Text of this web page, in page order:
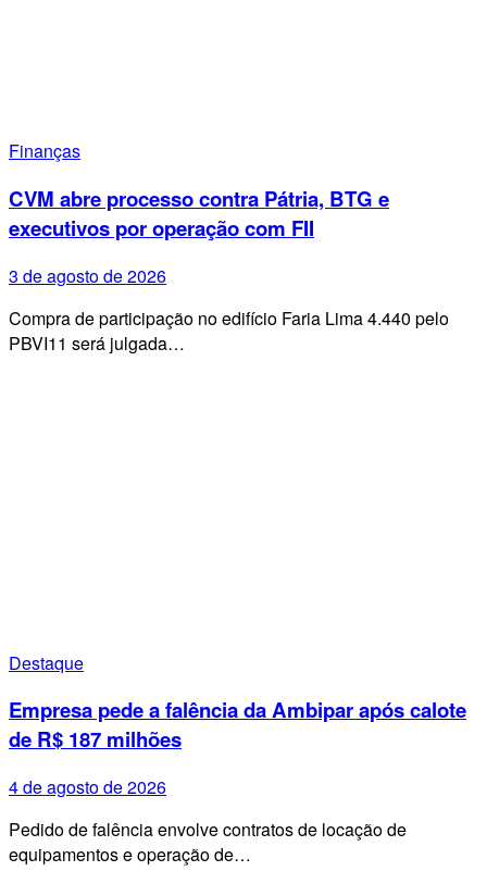
Finanças
CVM abre processo contra Pátria, BTG e
executivos por operação com FII
3 de agosto de 2026
Compra de participação no edifício Faria Lima 4.440 pelo
PBVI11 será julgada…
Destaque
Empresa pede a falência da Ambipar após calote
de R$ 187 milhões
4 de agosto de 2026
Pedido de falência envolve contratos de locação de
equipamentos e operação de…